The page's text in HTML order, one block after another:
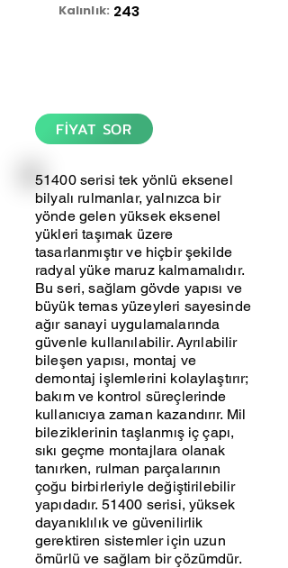
Kalınlık: 243
FİYAT SOR
51400 serisi tek yönlü eksenel
bilyalı rulmanlar, yalnızca bir
yönde gelen yüksek eksenel
yükleri taşımak üzere
tasarlanmıştır ve hiçbir şekilde
radyal yüke maruz kalmamalıdır.
Bu seri, sağlam gövde yapısı ve
büyük temas yüzeyleri sayesinde
ağır sanayi uygulamalarında
güvenle kullanılabilir. Ayrılabilir
bileşen yapısı, montaj ve
demontaj işlemlerini kolaylaştırır;
bakım ve kontrol süreçlerinde
kullanıcıya zaman kazandırır. Mil
bileziklerinin taşlanmış iç çapı,
sıkı geçme montajlara olanak
tanırken, rulman parçalarının
çoğu birbirleriyle değiştirilebilir
yapıdadır. 51400 serisi, yüksek
dayanıklılık ve güvenilirlik
gerektiren sistemler için uzun
ömürlü ve sağlam bir çözümdür.